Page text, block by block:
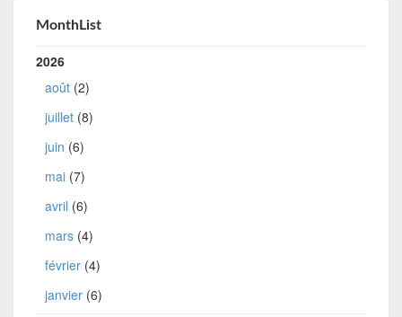
MonthList
2026
août (2)
juillet (8)
juin (6)
mai (7)
avril (6)
mars (4)
février (4)
janvier (6)